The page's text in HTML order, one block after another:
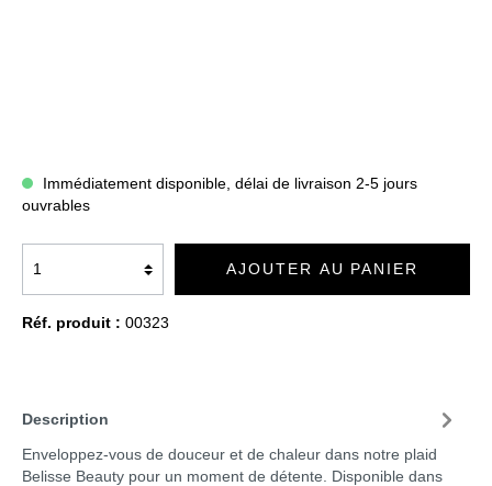
Immédiatement disponible, délai de livraison 2-5 jours
ouvrables
AJOUTER AU PANIER
Réf. produit : 00323
Description
Enveloppez-vous de douceur et de chaleur dans notre plaid
Belisse Beauty pour un moment de détente. Disponible dans